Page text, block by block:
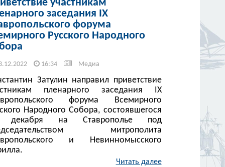
участникам
заседания IX
форума
Русского Народного
16:34 Медиа
Затулин направил приветствие
пленарного заседания IX
форума Всемирного
Народного Собора, состоявшегося
декабря на Ставрополье под
митрополита
и Невинномысского
Читать далее